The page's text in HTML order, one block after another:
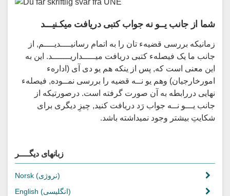
شما از جانب یــو نه جواب کتبی دریافت میکـنیـــد
زمانیکه بررسی قضیهء تان را به اتمام رسانیــــدیــــم, از
جانب ما یک فیصلهء کتبی دریافت میـــــداریـــــــد. این به
این معنی است که, پس از ینکه هم یو دی آی (ادارهء
امورخارجیان) وهم یو نــه قضیه را بررسی نمــوده, فیصلهء
نهایی دررابطه به آن صورت گرفته است. درصورتیکه از
جانب یـــو نــه جواب رَد دریافت کنید, چیزِ دیگری برای
شکایتِ بیشتر وجود نمیداشته باشد.
زبانهای دیگــــر
Norsk
(نروژی)
English
(انگلیسی)